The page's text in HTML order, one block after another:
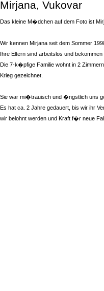
Mirjana, Vukovar
Das kleine M�dchen auf dem Foto ist
Wir kennen Mirjana seit dem Sommer
Ihre Eltern sind arbeitslos und
Die 7-k�pfige Familie wohnt in 2
Krieg gezeichnet.
Sie war mi�trauisch und �ngstlich uns
Es hat ca. 2 Jahre gedauert, bis wir ihr
wir belohnt werden und Kraft f�r neue